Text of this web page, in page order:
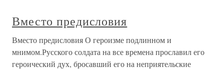
Вместо предисловия
Вместо предисловия О героизме подлинном и
мнимом.Русского солдата на все времена прославил его
героический дух, бросавший его на неприятельские